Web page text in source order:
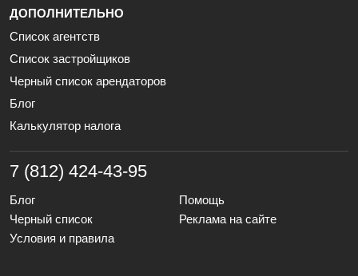
ДОПОЛНИТЕЛЬНО
Список агентств
Список застройщиков
Черный список арендаторов
Блог
Калькулятор налога
7 (812) 424-43-95
Блог
Помощь
Черный список
Реклама на сайте
Условия и правила